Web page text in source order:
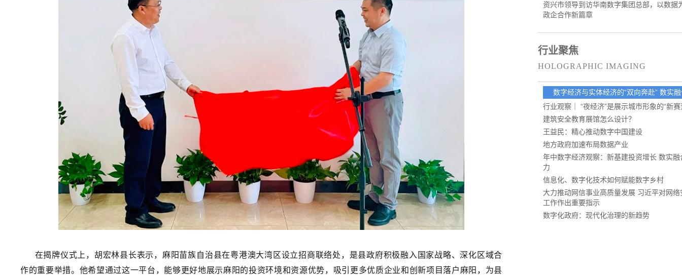
在揭牌仪式上，胡宏林县长表示， 麻阳苗族自治县在粤港澳大湾区设立招商联络处，是县政府积极融入国家战略、深化区域合
作的重要举措。他希望通过这一平台，能够更好地展示麻阳的投资环境和资源优势，吸引更多优质企业和创新项目落户麻阳，为县
资兴市领导到访华南数字集团总部，以数据
政企合作新篇章
行业聚焦
HOLOGRAPHIC IMAGING
数字经济与实体经济的“双向奔赴” 数实
业发展的“必修课”
行业观察｜ “夜经济”是展示城市形象的“新赛
建筑安全教育展馆怎么设计？
王益民：精心推动数字中国建设
地方政府加速布局数据产业
年中数字经济观察：新基建投资增长 数实融
力
信息化、数字化技术如何赋能数字乡村
大力推动网信事业高质量发展 习近平对网
工作作出重要指示
数字化政府：现代化治理的新趋势